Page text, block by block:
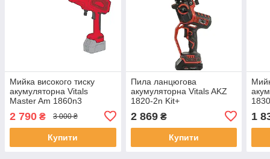
Мийка високого тиску
акумуляторна Vitals
Master Am 1860n3
2 790 ₴ 3 000 ₴
Купити
Пила ланцюгова
акумуляторна Vitals AKZ
1820-2n Kit+
2 869₴
Купити
1